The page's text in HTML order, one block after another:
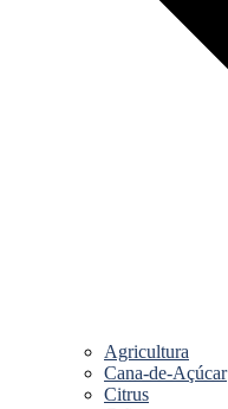
Agricultura
Cana-de-Açúcar
Citrus